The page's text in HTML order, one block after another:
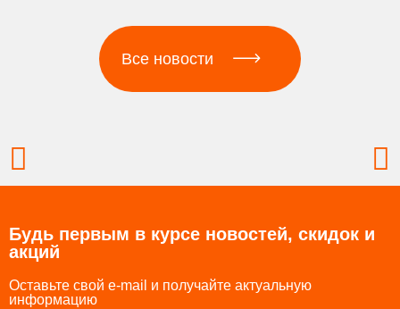
Все новости
Prev
Будь первым в курсе новостей, скидок и
акций
Оставьте свой e-mail и получайте актуальную
информацию